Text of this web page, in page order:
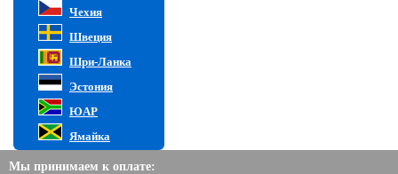
Чехия
Швеция
Шри-Ланка
Эстония
ЮАР
Ямайка
Мы принимаем к оплате: